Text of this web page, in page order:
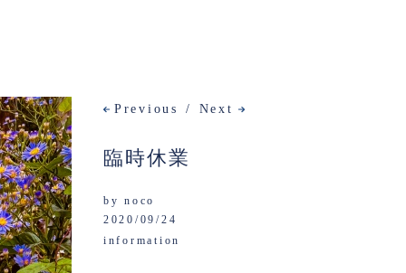
Next
Previous
臨時休業
bynoco
2020/09/24
information